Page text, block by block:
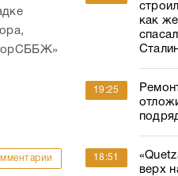
как
19:25
18:51
верх